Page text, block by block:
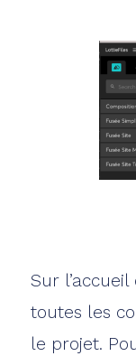
Sur
toutes les
le projet.